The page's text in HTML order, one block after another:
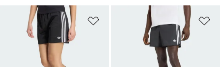
ほしいものリストに追加